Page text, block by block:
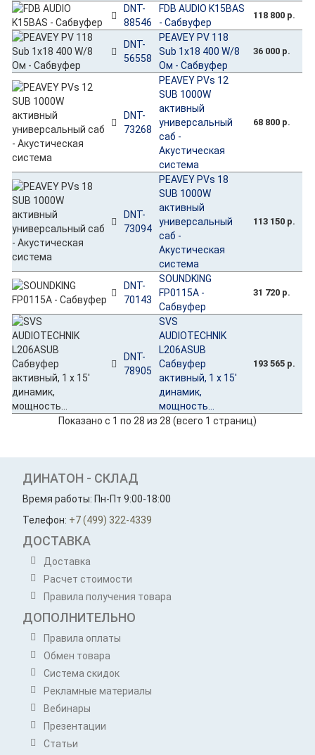
DNT-
88546
FDB AUDIO K15BAS
- Сабвуфер
118 800 р.
DNT-
56558
PEAVEY PV 118
Sub 1x18 400 W/8
Ом - Сабвуфер
36 000 р.
DNT-
73268
PEAVEY PVs 12
SUB 1000W
активный
универсальный
саб -
Акустическая
система
68 800 р.
DNT-
73094
PEAVEY PVs 18
SUB 1000W
активный
универсальный
саб -
Акустическая
система
113 150 р.
DNT-
70143
SOUNDKING
FP0115A -
Сабвуфер
31 720 р.
DNT-
78905
SVS
AUDIOTECHNIK
L206ASUB
Сабвуфер
активный, 1 x 15'
динамик,
мощность...
193 565 р.
Показано с 1 по 28 из 28 (всего 1 страниц)
ДИНАТОН - СКЛАД
Время работы: Пн-Пт 9:00-18:00
Телефон: +7 (499) 322-4339
ДОСТАВКА
Доставка
Расчет стоимости
Правила получения товара
ДОПОЛНИТЕЛЬНО
Правила оплаты
Обмен товара
Система скидок
Рекламные материалы
Вебинары
Презентации
Статьи